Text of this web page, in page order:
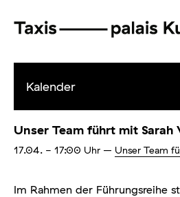
Kalender
Unser Team führt mit Sarah
17.04. - 17:00 Uhr – Unser Team
Im Rahmen der Führungsreihe